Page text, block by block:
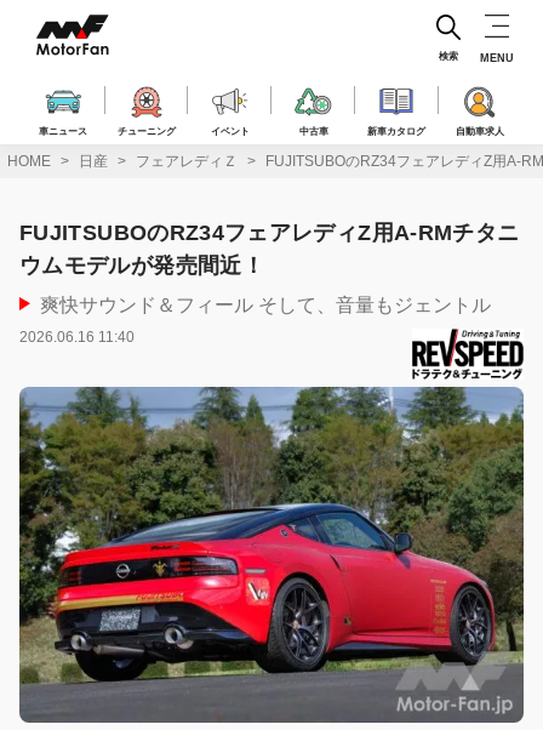
ス
車ニュース チューニング イベント 中古車 新車カタログ 自動車求人
検索 MENU
HOME 日産 フェアレディＺ FUJITSUBOのRZ34フェアレディZ用A-
FUJITSUBOのRZ34フェアレディZ用A-RMチタニ
ウムモデルが発売間近！
爽快サウンド＆フィール そして、音量もジェントル
2026.06.16 11:40